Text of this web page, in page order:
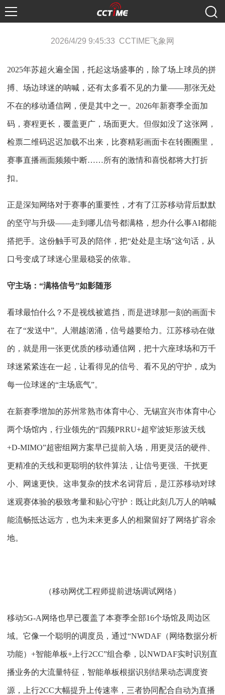
2026/4/29 9:45:33 CCTIME飞象网
2025年苏超火遍全国，托起这场盛事的，除了场上球员的拼
搏、场边球迷的呐喊，还有太多看不见的力量——那张无处
不在的移动通信网，便是其中之一。2026年新赛季全面加
码，赛程更长，覆盖更广，场面更大。但假如没了这张网，
检票二维码迟迟加载不出来，比赛精彩画面卡在转圈圈里，
赛事直播画面频频中断……所有的激情和喜悦都将大打折
扣。
正是深知网络对于赛事的重要性，才有了江苏移动背后默默
的坚守与升级——走到哪儿信号都满格，想办什么事AI都能
搭把手。这份触手可及的陪伴，把“处处是主场”这句话，从
口号变成了球迷心里最稳妥的依靠。
守主场： “满格信号”如影随形
看球最怕什么？不是视线被遮挡，而是进球那一刻的画面卡
在了“发送中”。人潮越汹涌，信号越要给力。江苏移动在做
的，就是用一张更优质的移动通信网，把十六座球场和万千
球迷紧紧连在一起，让看得见的信号、看不见的守护，成为
每一位球迷的“主场底气”。
在新赛季增加的苏州常熟市体育中心、无锡宜兴市体育中心
两个场馆内，行业领先的“四频PRRU+超窄波矩形波天线
+D-MIMO”超密组网方案早已提前入场，用更灵活的硬件、
更精准的天线和更聪明的软件算法，让信号更强、干扰更
小、网速更快。这串复杂的技术名词背后，是江苏移动对球
迷观赛体验的极致考量和贴心守护：既让此刻几万人的呐喊
能流畅抵达远方，也为未来更多人的相聚留好了网络扩容余
地。
（移动网优工程师提前进场调试网络）
移动5G-A网络也早已覆盖了本赛季全部16个场馆及周边区
域。它像一个聪明的调度员，通过“NWDAF（网络数据分析
功能）+智能单板+上行2CC”组合拳，以NWDAF实时识别直
播业务的大流量特征，智能单板根据识别结果动态调度资
源，上行2CC大幅提升上传速率，三者协同配合自动为直播